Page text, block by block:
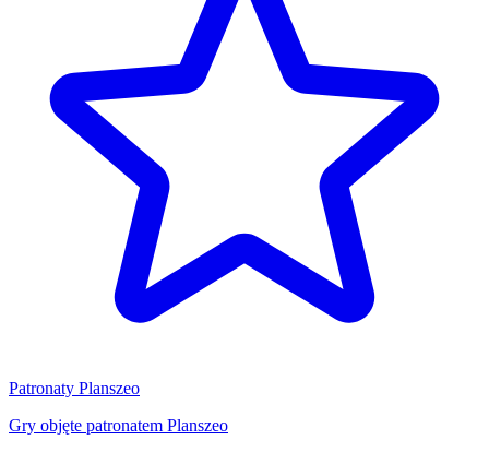
Patronaty Planszeo
Gry objęte patronatem Planszeo